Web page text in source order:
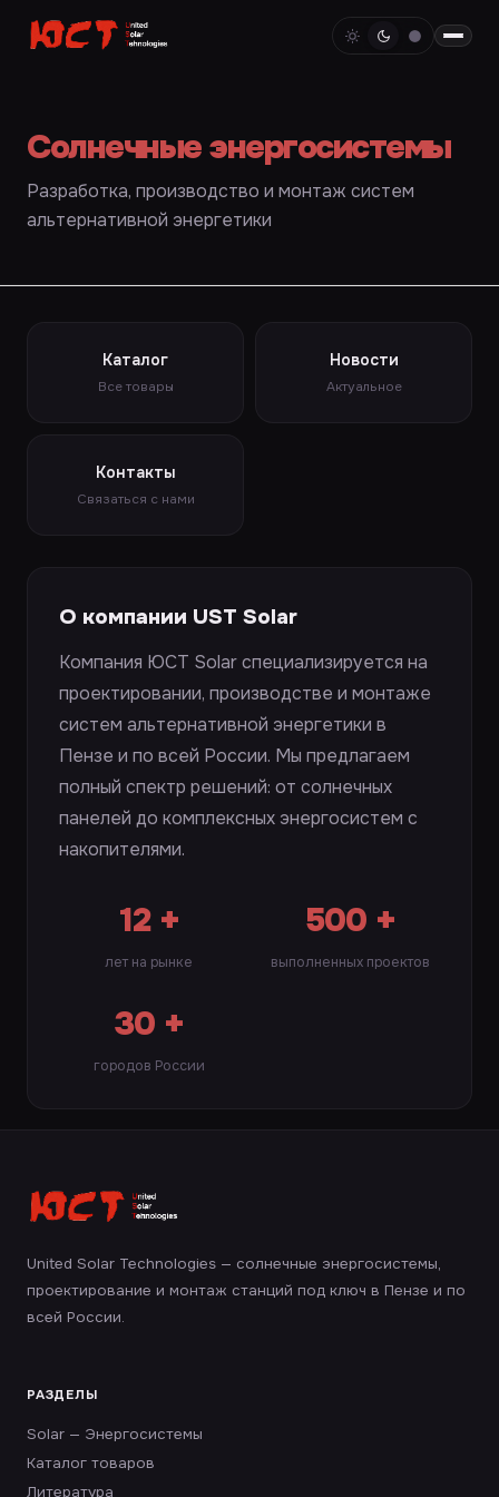
Солнечные энергосистемы
Разработка, производство и монтаж систем
альтернативной энергетики
Каталог
Все товары
Новости
Актуальное
Контакты
Связаться с нами
О компании UST Solar
Компания ЮСТ Solar специализируется на
проектировании, производстве и монтаже
систем альтернативной энергетики в
Пензе и по всей России. Мы предлагаем
полный спектр решений: от солнечных
панелей до комплексных энергосистем с
накопителями.
12 +
лет на рынке
500 +
выполненных проектов
30 +
городов России
United Solar Technologies — солнечные энергосистемы,
проектирование и монтаж станций под ключ в Пензе и по
всей России.
РАЗДЕЛЫ
Solar — Энергосистемы
Каталог товаров
Литература